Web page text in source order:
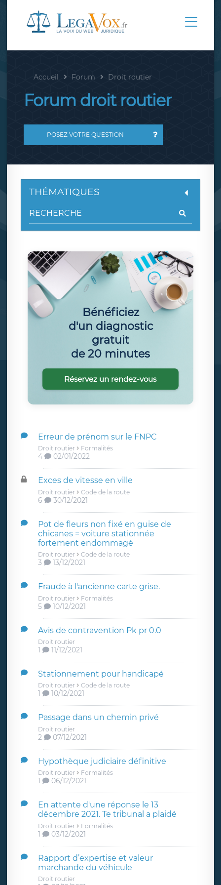
Accueil Forum Droit routier
Forum droit routier
POSEZ VOTRE QUESTION
Erreur de prénom sur le FNPC
Droit routier Formalités
4 02/01/2022
Exces de vitesse en ville
Droit routier Code de la route
6 30/12/2021
Pot de fleurs non fixé en guise de
chicanes = voiture stationnée
fortement endommagé
Droit routier Code de la route
3 13/12/2021
Fraude à l'ancienne carte grise.
Droit routier Formalités
5 10/12/2021
Avis de contravention Pk pr 0.0
Droit routier
1 11/12/2021
Stationnement pour handicapé
Droit routier Code de la route
1 10/12/2021
Passage dans un chemin privé
Droit routier
2 07/12/2021
Hypothèque judiciaire définitive
Droit routier Formalités
1 06/12/2021
En attente d'une réponse le 13
décembre 2021. Te tribunal a plaidé
Droit routier Formalités
1 03/12/2021
Rapport d’expertise et valeur
marchande du véhicule
Droit routier
THÉMATIQUES
Bénéficiez
d'un diagnostic
gratuit
de 20 minutes
Réservez un rendez-vous